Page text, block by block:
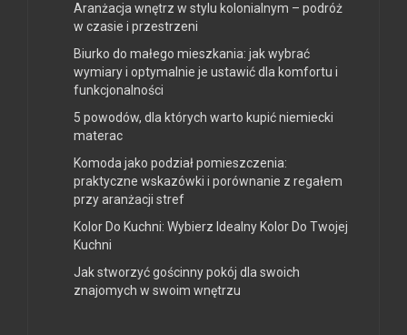
Aranżacja wnętrz w stylu kolonialnym – podróż
w czasie i przestrzeni
Biurko do małego mieszkania: jak wybrać
wymiary i optymalnie je ustawić dla komfortu i
funkcjonalności
5 powodów, dla których warto kupić niemiecki
materac
Komoda jako podział pomieszczenia:
praktyczne wskazówki i porównanie z regałem
przy aranżacji stref
Kolor Do Kuchni: Wybierz Idealny Kolor Do Twojej
Kuchni
Jak stworzyć gościnny pokój dla swoich
znajomych w swoim wnętrzu